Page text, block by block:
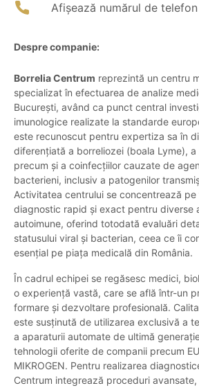
Afișează numărul de telefon
Despre companie:
Borrelia Centrum reprezintă un centru
specializat în efectuarea de analize
București, având ca punct central
imunologice realizate la standarde
este recunoscut pentru expertiza sa în
diferențiată a borreliozei (boala Lyme), a
precum și a coinfecțiilor cauzate de
bacterieni, inclusiv a patogenilor
Activitatea centrului se concentrează pe
diagnostic rapid și exact pentru diverse
autoimune, oferind totodată evaluări
statusului viral și bacterian, ceea ce îi
esențial pe piața medicală din România.
În cadrul echipei se regăsesc medici,
o experiență vastă, care se află într-un
formare și dezvoltare profesională.
este susținută de utilizarea exclusivă a
a aparaturii automate de ultimă
tehnologii oferite de companii precum
MIKROGEN. Pentru realizarea
Centrum integrează proceduri